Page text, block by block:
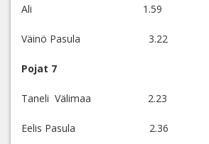
Ali 1.59
Väinö Pasula 3.22
Pojat 7
Taneli Välimaa 2.23
Eelis Pasula 2.36